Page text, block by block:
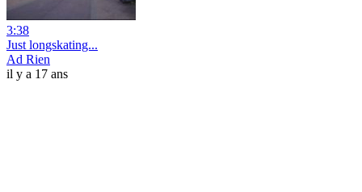
3:38
Just longskating...
Ad Rien
il y a 17 ans